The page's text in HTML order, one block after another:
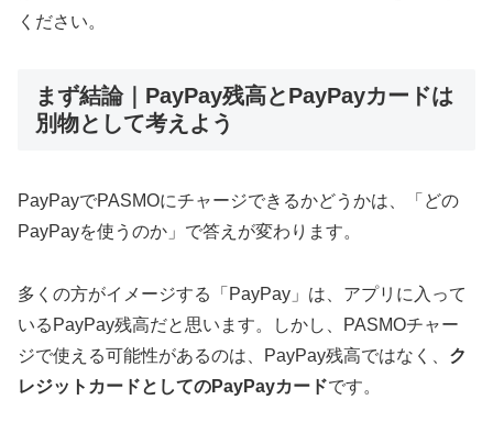
ください。
まず結論｜PayPay残高とPayPayカードは
別物として考えよう
PayPayでPASMOにチャージできるかどうかは、「どの
PayPayを使うのか」で答えが変わります。
多くの方がイメージする「PayPay」は、アプリに入って
いるPayPay残高だと思います。しかし、PASMOチャー
ジで使える可能性があるのは、PayPay残高ではなく、 ク
レジットカードとしてのPayPayカードです。